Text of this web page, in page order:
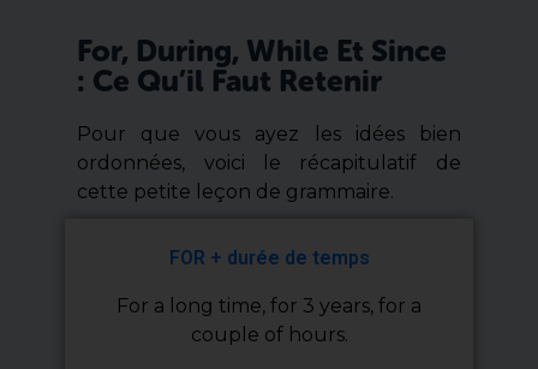
For, During, While Et Since
: Ce Qu’il Faut Retenir
Pour que vous ayez les idées bien
ordonnées, voici le récapitulatif de
cette petite leçon de grammaire.
FOR + durée de temps
For a long time, for 3 years, for a
couple of hours.